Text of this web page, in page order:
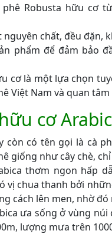
phê Robusta hữu cơ
nguyên chất, đều đặn,
phẩm để đảm bảo
cơ là một lựa chọn
Việt Nam và quan
cơ
còn có tên gọi là cà
giống như cây chè,
thơm ngon hấp
vị chua thanh bởi
cách lên men, nhờ
ưa sống ở vùng
lượng mưa trên